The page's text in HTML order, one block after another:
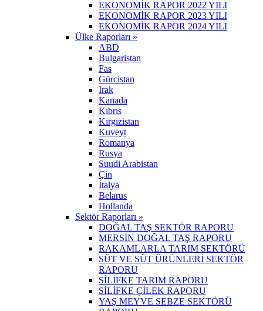
EKONOMİK RAPOR 2022 YILI
EKONOMİK RAPOR 2023 YILI
EKONOMİK RAPOR 2024 YILI
Ülke Raporları »
ABD
Bulgaristan
Fas
Gürcistan
Irak
Kanada
Kıbrıs
Kırgızistan
Kuveyt
Romanya
Rusya
Suudi Arabistan
Çin
İtalya
Belarus
Hollanda
Sektör Raporları »
DOĞAL TAŞ SEKTÖR RAPORU
MERSİN DOĞAL TAŞ RAPORU
RAKAMLARLA TARIM SEKTÖRÜ
SÜT VE SÜT ÜRÜNLERİ SEKTÖR
RAPORU
SİLİFKE TARIM RAPORU
SİLİFKE ÇİLEK RAPORU
YAŞ MEYVE SEBZE SEKTÖRÜ